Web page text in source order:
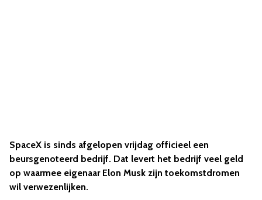
SpaceX is sinds afgelopen vrijdag officieel een
beursgenoteerd bedrijf. Dat levert het bedrijf veel geld
op waarmee eigenaar Elon Musk zijn toekomstdromen
wil verwezenlijken.